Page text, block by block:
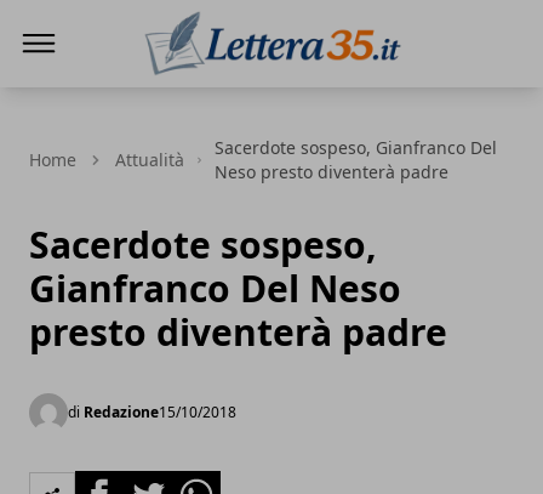
Home Attualità
Sacerdote sospeso, Gianfranco Del
Neso presto diventerà padre
Sacerdote sospeso,
Gianfranco Del Neso
presto diventerà padre
di Redazione15/10/2018
FacebookTwitterWhatsapp